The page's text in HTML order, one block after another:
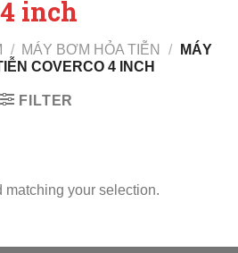
4 inch
/ MÁY BƠM HỎA TIỄN /
MÁY
COVERCO 4 INCH
FILTER
matching your selection.